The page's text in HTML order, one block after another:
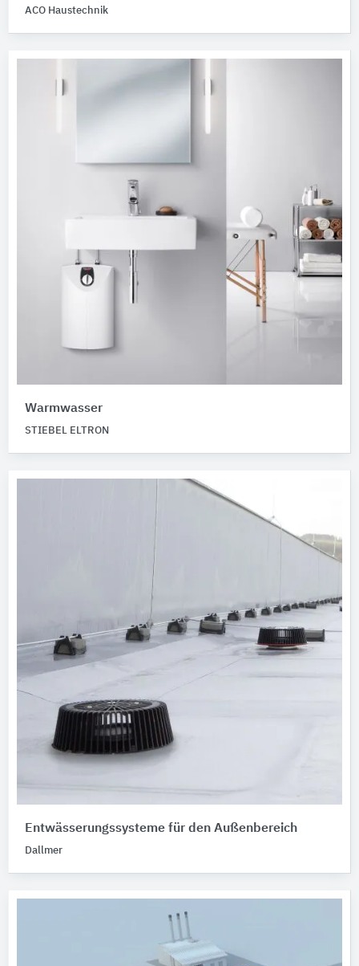
ACO Haustechnik
Warmwasser
STIEBEL ELTRON
Entwässerungssysteme für den Außenbereich
Dallmer